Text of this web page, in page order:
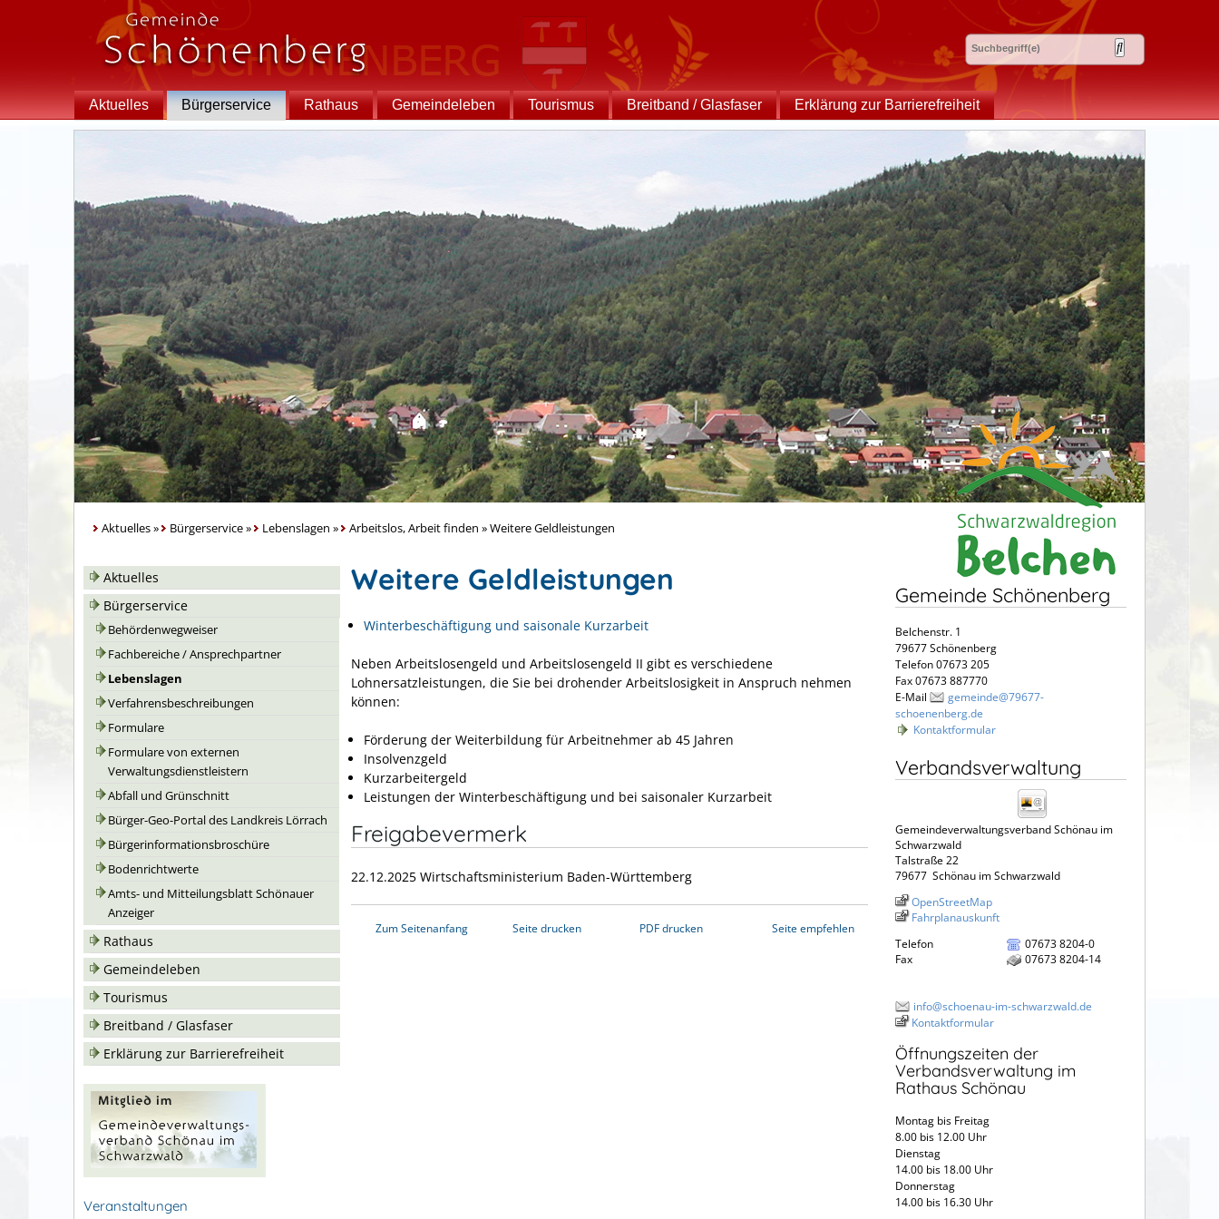
Aktuelles Bürgerservice Rathaus Gemeindeleben Tourismus Breitband / Glasfaser Erklärung zur Barrierefreiheit
Aktuelles» Bürgerservice» Lebenslagen » Arbeitslos, Arbeit finden »Weitere Geldleistungen
Aktuelles
Bürgerservice
Behördenwegweiser
Fachbereiche / Ansprechpartner
Lebenslagen
Verfahrensbeschreibungen
Formulare
Formulare von externen
Verwaltungsdienstleistern
Abfall und Grünschnitt
Bürger-Geo-Portal des Landkreis Lörrach
Bürgerinformationsbroschüre
Bodenrichtwerte
Amts- und Mitteilungsblatt Schönauer
Anzeiger
Rathaus
Gemeindeleben
Tourismus
Breitband / Glasfaser
Erklärung zur Barrierefreiheit
Veranstaltungen
Weitere Geldleistungen
Winterbeschäftigung und saisonale Kurzarbeit
Neben Arbeitslosengeld und Arbeitslosengeld II gibt es verschiedene
Lohnersatzleistungen, die Sie bei drohender Arbeitslosigkeit in Anspruch nehmen
können:
Förderung der Weiterbildung für Arbeitnehmer ab 45 Jahren
Insolvenzgeld
Kurzarbeitergeld
Leistungen der Winterbeschäftigung und bei saisonaler Kurzarbeit
Freigabevermerk
22.12.2025 Wirtschaftsministerium Baden-Württemberg
Zum Seitenanfang Seite drucken PDF drucken Seite empfehlen
Gemeinde Schönenberg
Belchenstr. 1
79677 Schönenberg
Telefon 07673 205
Fax 07673 887770
E-Mail
gemeinde@79677-
schoenenberg.de
Kontaktformular
Verbandsverwaltung
Gemeindeverwaltungsverband Schönau im
Schwarzwald
Talstraße 22
79677 Schönau im Schwarzwald
OpenStreetMap
Fahrplanauskunft
Telefon
07673 8204-0
Fax
07673 8204-14
info@schoenau-im-schwarzwald.de
Kontaktformular
Öffnungszeiten der
Verbandsverwaltung im
Rathaus Schönau
Montag bis Freitag
8.00 bis 12.00 Uhr
Dienstag
14.00 bis 18.00 Uhr
Donnerstag
14.00 bis 16.30 Uhr